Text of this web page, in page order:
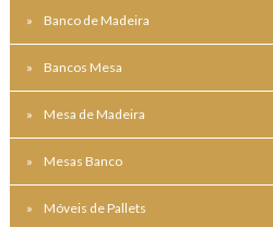
Banco de Madeira
Bancos Mesa
Mesa de Madeira
Mesas Banco
Móveis de Pallets